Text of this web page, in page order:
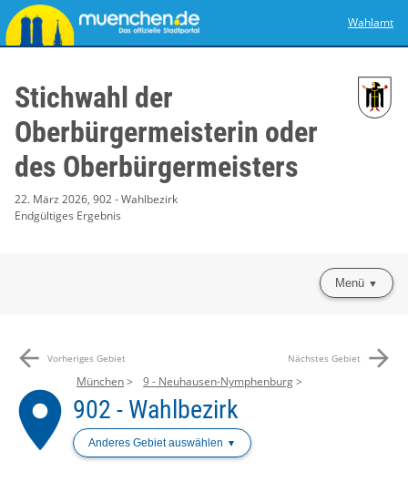
Wahlamt
Stichwahl der
Oberbürgermeisterin oder
des Oberbürgermeisters
22. März 2026, 902 - Wahlbezirk
Endgültiges Ergebnis
Menü
arrow_back Vorheriges Gebiet Nächstes Gebiet arrow_forward
place
München 9 - Neuhausen-Nymphenburg
902 - Wahlbezirk
Anderes Gebiet auswählen